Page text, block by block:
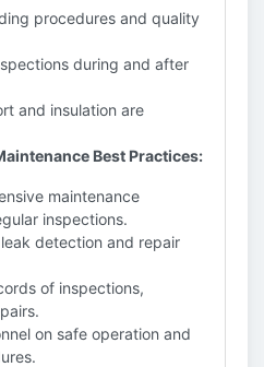
procedures and quality
during and after
and insulation are
Best Practices:
maintenance
inspections.
detection and repair
of inspections,
on safe operation and